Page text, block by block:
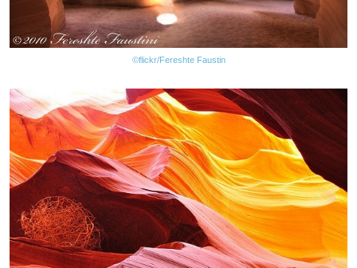
©flickr/Fereshte Faustin